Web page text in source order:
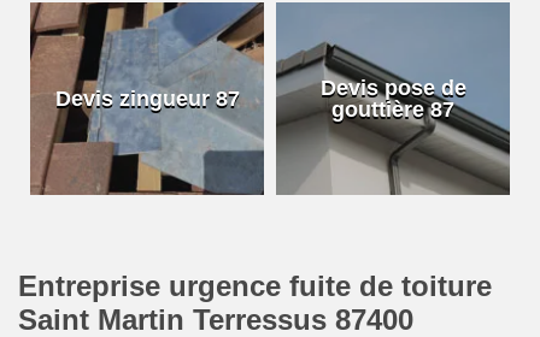
Devis zingueur 87
Devis pose de
gouttière 87
Entreprise urgence fuite de toiture
Saint Martin Terressus 87400